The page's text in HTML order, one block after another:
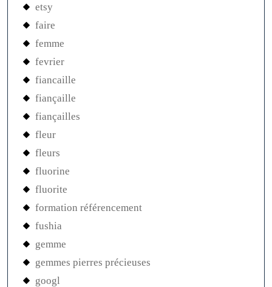
etsy
faire
femme
fevrier
fiancaille
fiançaille
fiançailles
fleur
fleurs
fluorine
fluorite
formation référencement
fushia
gemme
gemmes pierres précieuses
googl